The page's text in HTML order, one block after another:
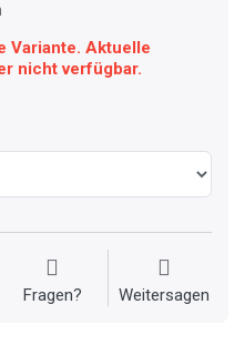
Variante. Aktuelle
nicht verfügbar.
Fragen? Weitersagen